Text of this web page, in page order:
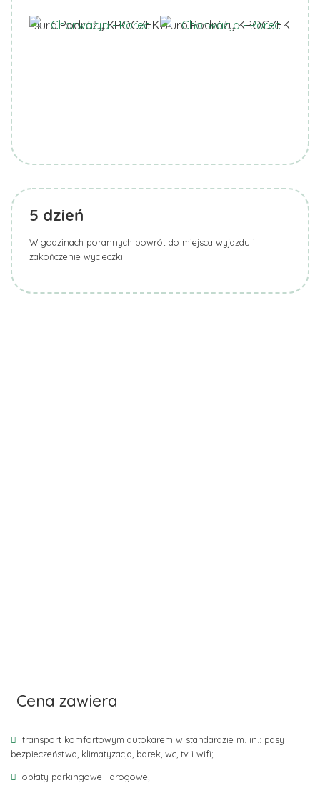
Biuro Podróży KROCZEKBiuro Podróży KROCZEK
5 dzień
W godzinach porannych powrót do miejsca wyjazdu i
zakończenie wycieczki.
Cena zawiera
transport komfortowym autokarem w standardzie m. in.: pasy
bezpieczeństwa, klimatyzacja, barek, wc, tv i wifi;
opłaty parkingowe i drogowe;